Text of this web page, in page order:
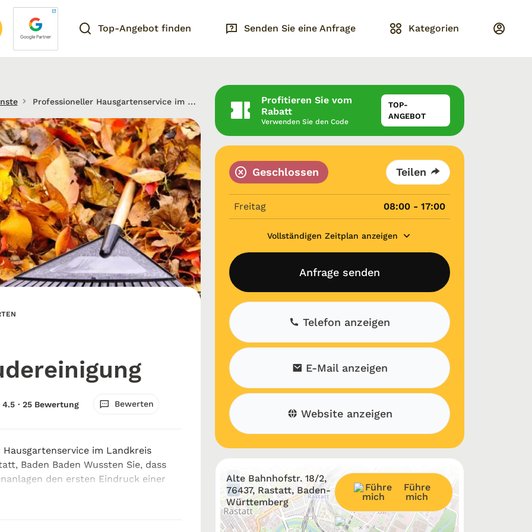
Top-Angebot finden Senden Sie eine Anfrage Kategorien
Professioneller Hausgartenservice im Landkreis Karlsruhe, Rastatt, Baden Baden
4.5 · 25 Bewertung Bewerten
im Landkreis
Baden Baden Wussten Sie, dass
den ersten Eindruck einer
zu 70 % positiv beeinflussen
Profitieren Sie vom
Rabatt
Verwenden Sie den Code
TOP-
ANGEBOT
Geschlossen Teilen
Freitag 08:00 - 17:00
Vollständigen Zeitplan anzeigen
Anfrage senden
Telefon anzeigen
E-Mail anzeigen
Website anzeigen
+
−
Alte Bahnhofstr. 18/2,
76437, Rastatt, Baden-
Württemberg
Führe
mich